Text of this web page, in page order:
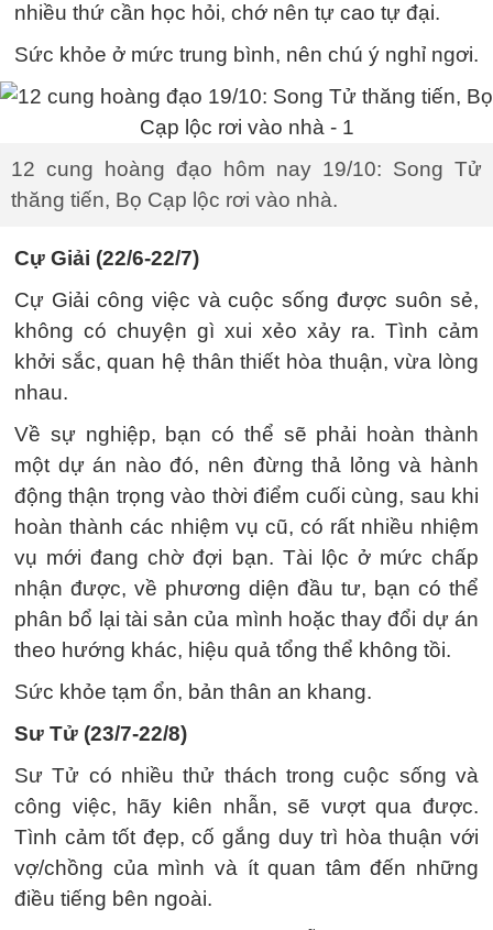
nhiều thứ cần học hỏi, chớ nên tự cao tự đại.
Sức khỏe ở mức trung bình, nên chú ý nghỉ ngơi.
12 cung hoàng đạo hôm nay 19/10: Song Tử
thăng tiến, Bọ Cạp lộc rơi vào nhà.
Cự Giải (22/6-22/7)
Cự Giải công việc và cuộc sống được suôn sẻ,
không có chuyện gì xui xẻo xảy ra. Tình cảm
khởi sắc, quan hệ thân thiết hòa thuận, vừa lòng
nhau.
Về sự nghiệp, bạn có thể sẽ phải hoàn thành
một dự án nào đó, nên đừng thả lỏng và hành
động thận trọng vào thời điểm cuối cùng, sau khi
hoàn thành các nhiệm vụ cũ, có rất nhiều nhiệm
vụ mới đang chờ đợi bạn. Tài lộc ở mức chấp
nhận được, về phương diện đầu tư, bạn có thể
phân bổ lại tài sản của mình hoặc thay đổi dự án
theo hướng khác, hiệu quả tổng thể không tồi.
Sức khỏe tạm ổn, bản thân an khang.
Sư Tử (23/7-22/8)
Sư Tử có nhiều thử thách trong cuộc sống và
công việc, hãy kiên nhẫn, sẽ vượt qua được.
Tình cảm tốt đẹp, cố gắng duy trì hòa thuận với
vợ/chồng của mình và ít quan tâm đến những
điều tiếng bên ngoài.